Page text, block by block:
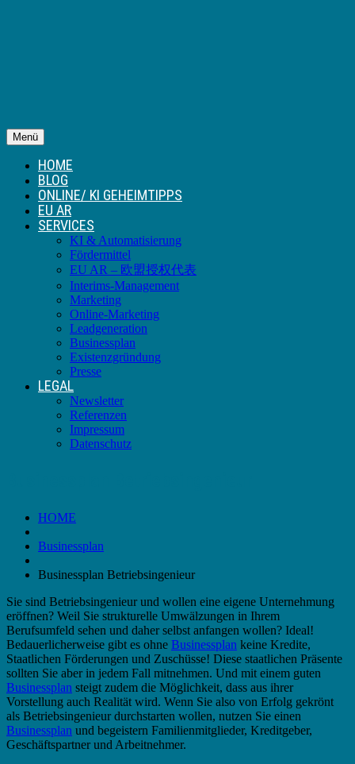
Menü
HOME
BLOG
ONLINE/ KI GEHEIMTIPPS
EU AR
SERVICES
KI & Automatisierung
Fördermittel
EU AR – 欧盟授权代表
Interims-Management
Marketing
Online-Marketing
Leadgeneration
Businessplan
Existenzgründung
Presse
LEGAL
Newsletter
Referenzen
Impressum
Datenschutz
HOME
Businessplan
Businessplan Betriebsingenieur
Sie sind Betriebsingenieur und wollen eine eigene Unternehmung
eröffnen? Weil Sie strukturelle Umwälzungen in Ihrem
Berufsumfeld sehen und daher selbst anfangen wollen? Ideal!
Bedauerlicherweise gibt es ohne Businessplan keine Kredite,
Staatlichen Förderungen und Zuschüsse! Diese staatlichen Präsente
sollten Sie aber in jedem Fall mitnehmen. Und mit einem guten
Businessplan steigt zudem die Möglichkeit, dass aus ihrer
Vorstellung auch Realität wird. Wenn Sie also von Erfolg gekrönt
als Betriebsingenieur durchstarten wollen, nutzen Sie einen
Businessplan und begeistern Familienmitglieder, Kreditgeber,
Geschäftspartner und Arbeitnehmer.